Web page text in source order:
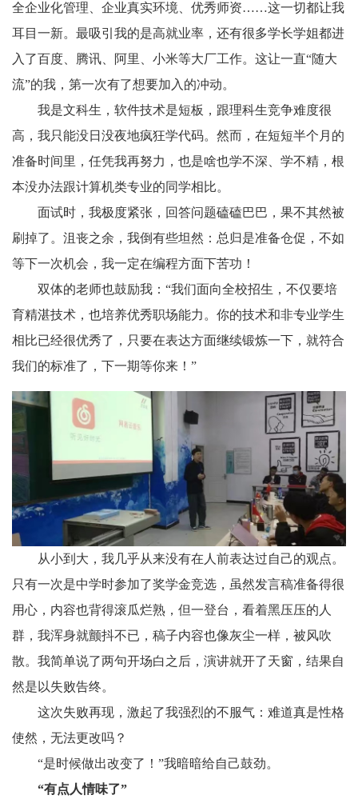
全企业化管理、企业真实环境、优秀师资……这一切都让我
耳目一新。最吸引我的是高就业率，还有很多学长学姐都进
入了百度、腾讯、阿里、小米等大厂工作。这让一直“随大
流”的我，第一次有了想要加入的冲动。
我是文科生，软件技术是短板，跟理科生竞争难度很
高，我只能没日没夜地疯狂学代码。然而，在短短半个月的
准备时间里，任凭我再努力，也是啥也学不深、学不精，根
本没办法跟计算机类专业的同学相比。
面试时，我极度紧张，回答问题磕磕巴巴，果不其然被
刷掉了。沮丧之余，我倒有些坦然：总归是准备仓促，不如
等下一次机会，我一定在编程方面下苦功！
双体的老师也鼓励我：“我们面向全校招生，不仅要培
育精湛技术，也培养优秀职场能力。你的技术和非专业学生
相比已经很优秀了，只要在表达方面继续锻炼一下，就符合
我们的标准了，下一期等你来！”
从小到大，我几乎从来没有在人前表达过自己的观点。
只有一次是中学时参加了奖学金竞选，虽然发言稿准备得很
用心，内容也背得滚瓜烂熟，但一登台，看着黑压压的人
群，我浑身就颤抖不已，稿子内容也像灰尘一样，被风吹
散。我简单说了两句开场白之后，演讲就开了天窗，结果自
然是以失败告终。
这次失败再现，激起了我强烈的不服气：难道真是性格
使然，无法更改吗？
“是时候做出改变了！”我暗暗给自己鼓劲。
“有点人情味了”